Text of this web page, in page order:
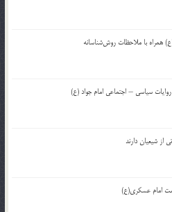
همراه با ملاحظات روش‌شناسانه
سیاسی – اجتماعی امام جواد (ع)
از شیعیان دارند
امام عسکری(ع)